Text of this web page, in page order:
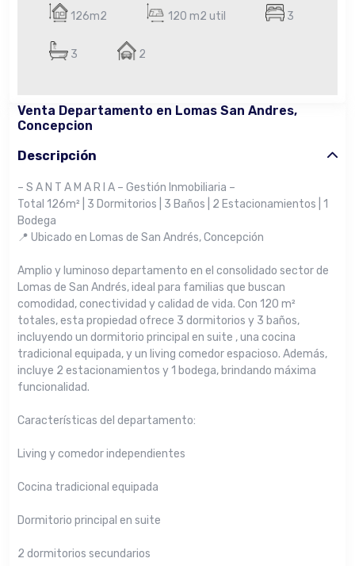
126m2 120 m2 util 3
3 2
Venta Departamento en Lomas San Andres,
Concepcion
Descripción
– S A N T A M A R I A – Gestión Inmobiliaria –
Total 126m² | 3 Dormitorios | 3 Baños | 2 Estacionamientos | 1
Bodega
📍 Ubicado en Lomas de San Andrés, Concepción
Amplio y luminoso departamento en el consolidado sector de
Lomas de San Andrés, ideal para familias que buscan
comodidad, conectividad y calidad de vida. Con 120 m²
totales, esta propiedad ofrece 3 dormitorios y 3 baños,
incluyendo un dormitorio principal en suite , una cocina
tradicional equipada, y un living comedor espacioso. Además,
incluye 2 estacionamientos y 1 bodega, brindando máxima
funcionalidad.
Características del departamento:
Living y comedor independientes
Cocina tradicional equipada
Dormitorio principal en suite
2 dormitorios secundarios